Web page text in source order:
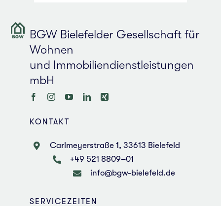
BGW Bie­le­fel­der Gesell­schaft für
Wohnen
und Immobilien­dienstleistungen
mbH
KON­TAKT
Carl­mey­er­stra­ße 1, 33613 Bie­le­feld
+49 521 8809–01
info@bgw-bielefeld.de
SER­VICE­ZEI­TEN